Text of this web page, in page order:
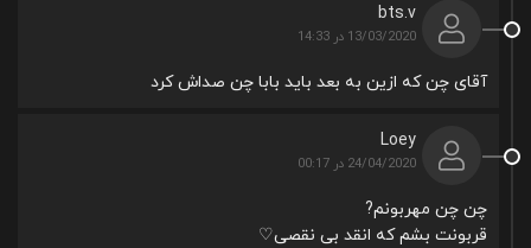
bts.v
13/03/2020 در 14:33
آقای چن که ازین به بعد باید بابا چن صداش کرد
Loey
24/04/2020 در 00:17
چن چن مهربونم?
قربونت بشم که انقد بی نقصی♡